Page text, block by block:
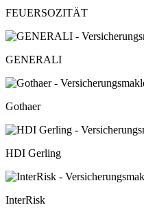
FEUERSOZITÄT
GENERALI
Gothaer
HDI Gerling
InterRisk